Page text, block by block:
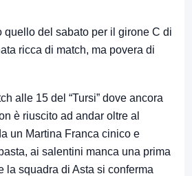
quello del sabato per il girone C di
ricca di match, ma povera di
alle 15 del “Tursi” dove ancora
è riuscito ad andar oltre al
un Martina Franca cinico e
ai salentini manca una prima
la squadra di Asta si conferma